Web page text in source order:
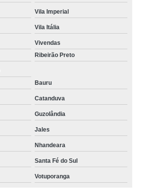
Vila Imperial
Vila Itália
Vivendas
Ribeirão Preto
Bauru
Catanduva
Guzolândia
Jales
Nhandeara
Santa Fé do Sul
Votuporanga